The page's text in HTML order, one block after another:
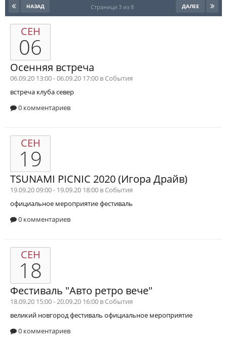
НАЗАД ДАЛЕЕ
Страница 3 из 8
СЕН
06
Осенняя встреча
06.09.20 13:00 - 06.09.20 17:00 в События
встреча клубасевер
0 комментариев
СЕН
19
TSUNAMI PICNIC 2020 (Игора Драйв)
19.09.20 09:00 - 19.09.20 18:00 в События
официальное мероприятиефестиваль
0 комментариев
СЕН
18
Фестиваль "Авто ретро вече"
18.09.20 15:00 - 20.09.20 16:00 в События
великий новгородфестиваль официальное мероприятие
0 комментариев